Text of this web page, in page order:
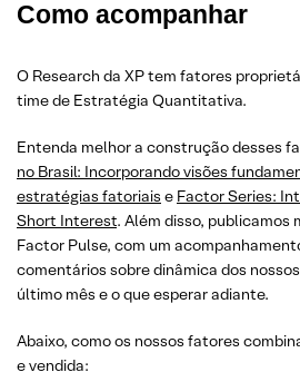
Como acompanhar
O Research da XP tem fatores
time de Estratégia Quantitativa.
Entenda melhor a construção desses
no Brasil: Incorporando visões
estratégias fatoriais e Factor Series:
Short Interest. Além disso,
Factor Pulse, com um
comentários sobre dinâmica dos
último mês e o que esperar adiante.
Abaixo, como os nossos fatores
e vendida: